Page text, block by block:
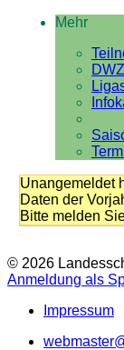
Mehr
Unangemeldet
Daten der
Bitte melden
© 2026
Anmeldung als
Impressum